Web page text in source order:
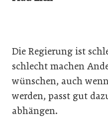
Die Regierung ist
schlecht machen
wünschen, auch
werden, passt gut
abhängen.